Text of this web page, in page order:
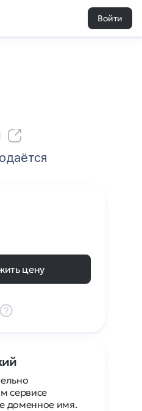
Войти
97 2
цену
сервисе
доменное имя.